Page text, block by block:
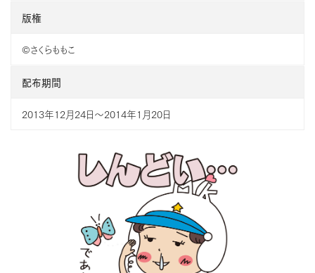
版権
©さくらももこ
配布期間
2013年12月24日〜2014年1月20日